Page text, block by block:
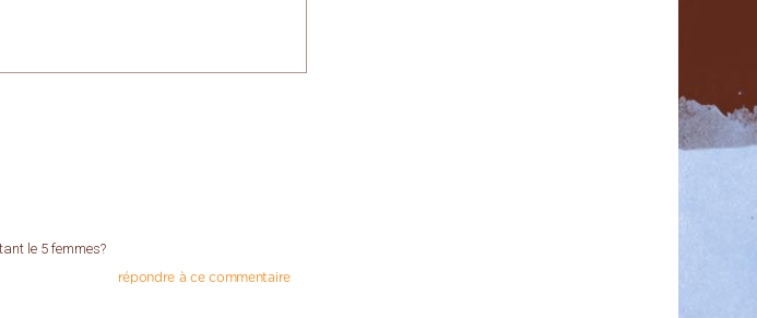
le 5 femmes?
répondre à ce commentaire